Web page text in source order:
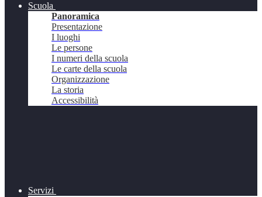
Scuola
Panoramica
Presentazione
I luoghi
Le persone
I numeri della scuola
Le carte della scuola
Organizzazione
La storia
Accessibilità
Servizi